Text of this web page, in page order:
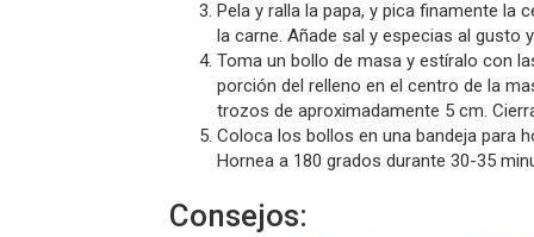
Pela y ralla la papa, y pica finamente la
la carne. Añade sal y especias al gusto
Toma un bollo de masa y estíralo con
porción del relleno en el centro de la
trozos de aproximadamente 5 cm.
Coloca los bollos en una bandeja para
Hornea a 180 grados durante 30-35
Consejos: